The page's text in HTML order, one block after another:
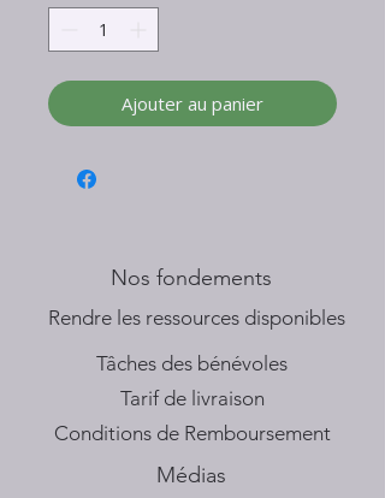
Ajouter au panier
Nos fondements
​Rendre les ressources disponibles
Tâches des bénévoles
Tarif de livraison
Conditions de Remboursement
Médias